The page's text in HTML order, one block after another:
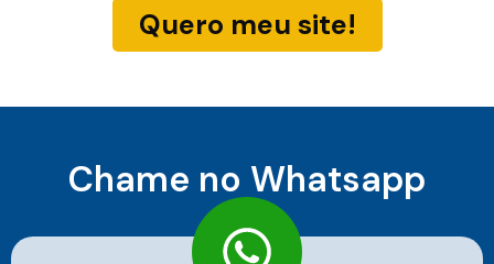
Quero meu site!
Chame no Whatsapp